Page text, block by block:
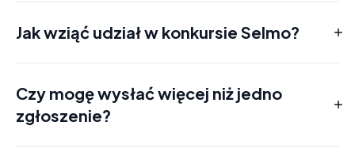
oraz jest użytkownikiem aplikacji Selmo.
Jak wziąć udział w konkursie Selmo?
Czy mogę wysłać więcej niż jedno
zgłoszenie?